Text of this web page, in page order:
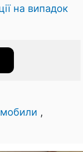
на випадок
,